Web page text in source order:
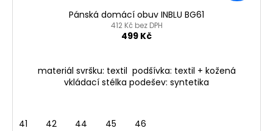
Pánská domácí obuv INBLU BG61
412 Kč bez DPH
499 Kč
materiál svršku: textil podšívka: textil + kožená
vkládací stélka podešev: syntetika
41 42 44 45 46